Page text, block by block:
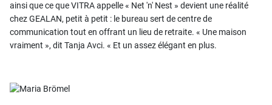
ainsi que ce que VITRA appelle « Net 'n' Nest » devient une réalité
chez GEALAN, petit à petit : le bureau sert de centre de
communication tout en offrant un lieu de retraite. « Une maison
vraiment », dit Tanja Avci. « Et un assez élégant en plus.